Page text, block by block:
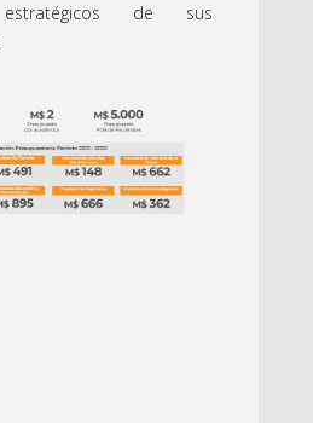
estratégicos de sus